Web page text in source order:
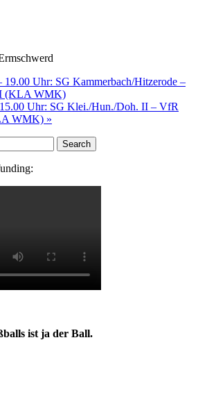
19.00 Uhr: SG Kammerbach/​Hitzerode –
(KLA WMK)
Uhr: SG Klei./Hun./Doh. II – VfR
WMK) »
ist ja der Ball.